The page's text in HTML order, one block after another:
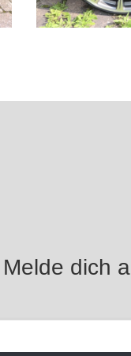
Melde dich